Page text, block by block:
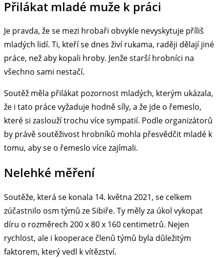
Přilákat mladé muže k práci
Je pravda, že se mezi hrobaři obvykle nevyskytuje příliš
mladých lidí. Ti, kteří se dnes živí rukama, raději dělají jiné
práce, než aby kopali hroby. Jenže starší hrobníci na
všechno sami nestačí.
Soutěž měla přilákat pozornost mladých, kterým ukázala,
že i tato práce vyžaduje hodně síly, a že jde o řemeslo,
které si zaslouží trochu více sympatií. Podle organizátorů
by právě soutěživost hrobníků mohla přesvědčit mladé k
tomu, aby se o řemeslo více zajímali.
Nelehké měření
Soutěže, která se konala 14. května 2021, se celkem
zúčastnilo osm týmů ze Sibiře. Ty měly za úkol vykopat
díru o rozměrech 200 x 80 x 160 centimetrů. Nejen
rychlost, ale i kooperace členů týmů byla důležitým
faktorem, který vedl k vítězství.